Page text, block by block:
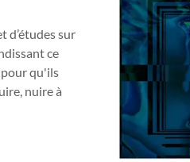
d’études sur
ce
pour qu'ils
nuire à